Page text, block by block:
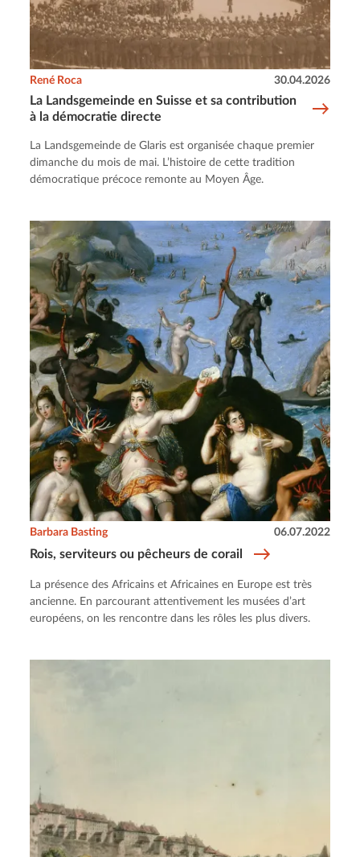
La Landsgemeinde en Suisse et sa contribution
à la démocratie directe
René Roca 30.04.2026
La Landsgemeinde de Glaris est organisée chaque premier
dimanche du mois de mai. L’histoire de cette tradition
démocratique précoce remonte au Moyen Âge.
Rois, serviteurs ou pêcheurs de corail
Barbara Basting 06.07.2022
La présence des Africains et Africaines en Europe est très
ancienne. En parcourant attentivement les musées d’art
européens, on les rencontre dans les rôles les plus divers.